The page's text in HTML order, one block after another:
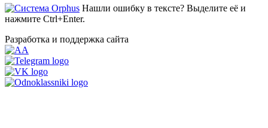
Нашли ошибку в тексте? Выделите её и
нажмите Ctrl+Enter.
Разработка и поддержка сайта